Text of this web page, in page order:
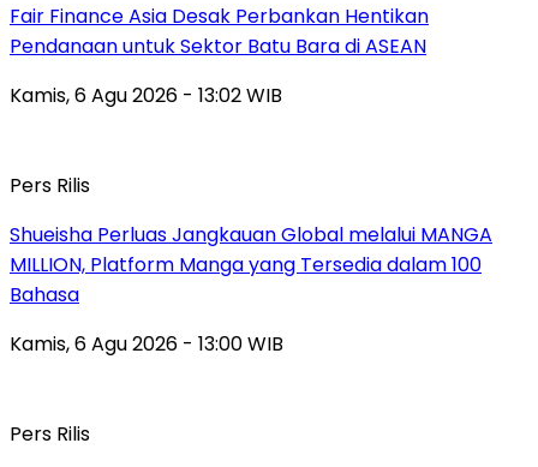
Fair Finance Asia Desak Perbankan Hentikan
Pendanaan untuk Sektor Batu Bara di ASEAN
Kamis, 6 Agu 2026 - 13:02 WIB
Pers Rilis
Shueisha Perluas Jangkauan Global melalui MANGA
MILLION, Platform Manga yang Tersedia dalam 100
Bahasa
Kamis, 6 Agu 2026 - 13:00 WIB
Pers Rilis